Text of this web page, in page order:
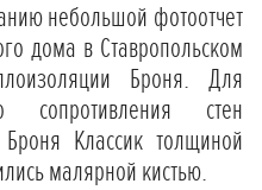
небольшой фотоотчет
дома в Ставропольском
Броня. Для
сопротивления стен
Классик толщиной
малярной кистью.